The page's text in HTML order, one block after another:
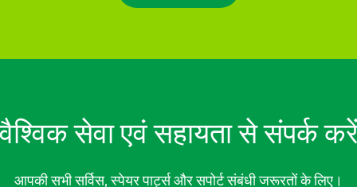
सेवा एवं सहायता से संपर्क
आपकी सभी सर्विस, स्पेयर पार्ट्स और सपोर्ट संबंधी जरूरतों के लिए।